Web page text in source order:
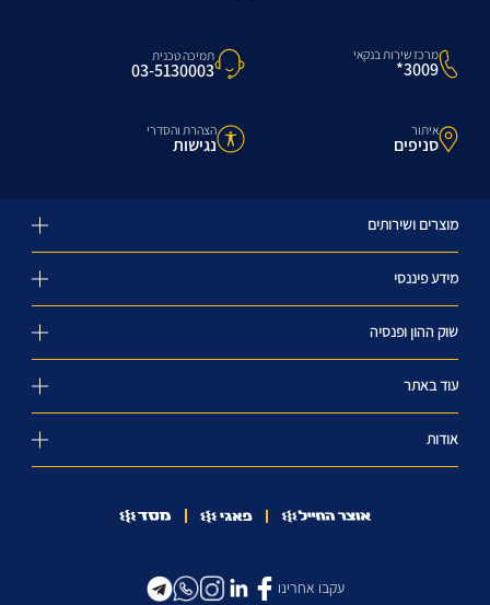
מרכז שירות בנקאי
3009*
תמיכה טכנית
03-5130003
איתור
סניפים
הצהרת והסדרי
נגישות
מוצרים ושירותים
מידע פיננסי
שוק ההון ופנסיה
עוד באתר
אודות
עקבו אחרינו